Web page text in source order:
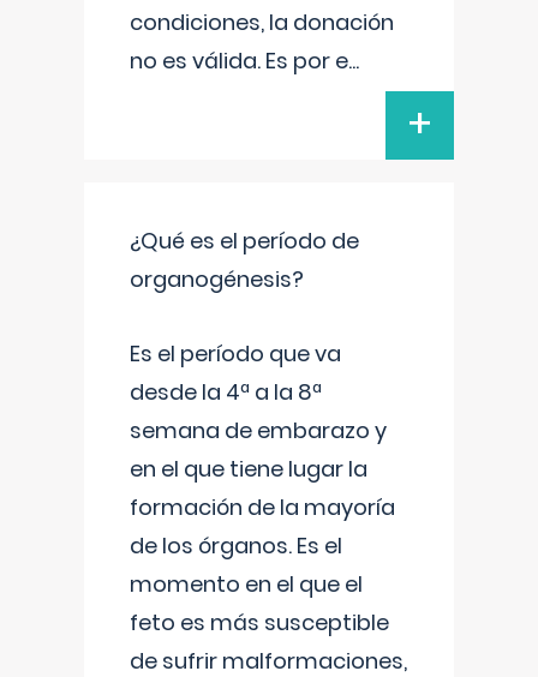
condiciones, la donación
no es válida. Es por e...
+
¿Qué es el período de
organogénesis?
Es el período que va
desde la 4ª a la 8ª
semana de embarazo y
en el que tiene lugar la
formación de la mayoría
de los órganos. Es el
momento en el que el
feto es más susceptible
de sufrir malformaciones,